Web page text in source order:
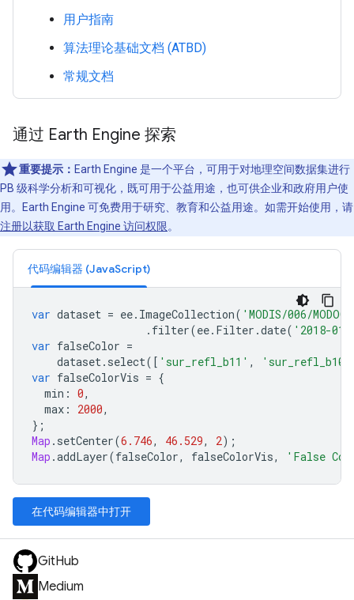
用户指南
算法理论基础文档 (ATBD)
常规文档
通过 Earth Engine 探索
重要提示： Earth Engine 是一个平台，可用于对地理空间数据集进行
PB 级科学分析和可视化，既可用于公益用途，也可供企业和政府用户使
用。Earth Engine 可免费用于研究、教育和公益用途。如需开始使用，请
注册以获取 Earth Engine 访问权限。
代码编辑器 (JavaScript)
var dataset = ee. ImageCollection( 'MODIS/006/
. filter(ee. Filter .date( '2018-
var falseColor =
dataset. select([ 'sur_refl_b11' , 'sur_refl_b10'
var falseColorVis = {
min : 0,
max : 2000,
};
Map . setCenter(6.746, 46.529, 2);
Map .addLayer(falseColor, falseColorVis, 'False
在代码编辑器中打开
GitHub
Medium